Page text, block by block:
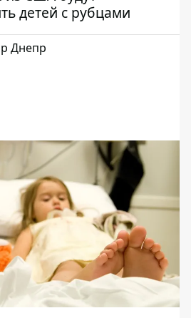
детей с рубцами
Днепр